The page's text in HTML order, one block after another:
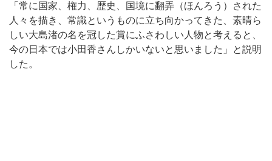
「常に国家、権力、歴史、国境に翻弄（ほんろう）された
人々を描き、常識というものに立ち向かってきた、素晴ら
しい大島渚の名を冠した賞にふさわしい人物と考えると、
今の日本では小田香さんしかいないと思いました」と説明
した。